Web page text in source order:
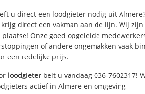
u direct een loodgieter nodig uit
krijg direct een vakman aan de lijn. Wij
plaatse! Onze goed opgeleide
of andere ongemakken vaak
een redelijke prijs.
loodgieter belt u vandaag 036-7602317!
actief in Almere en omgeving